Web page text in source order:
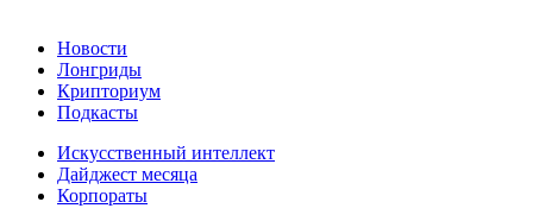
Новости
Лонгриды
Крипториум
Подкасты
Искусственный интеллект
Дайджест месяца
Корпораты